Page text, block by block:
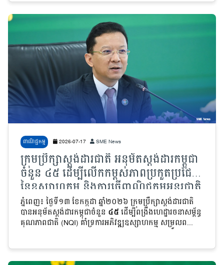
ពាណិជ្ជកម្ម 2026-07-17 SME News
ក្រុមប្រឹក្សាស្តង់ដារជាតិ អនុម័តស្តង់ដារកម្ពុជា
ចំនួន ៤៥ ដើម្បីលើកកម្ពស់ភាពប្រកួតប្រជែង
នៃឧស្សាហកម្ម និងការធ្វើពាណិជ្ជកម្មអន្តរជាតិ
ភ្នំពេញ៖ ថ្ងៃទី១៣ ខែកក្កដា ឆ្នាំ២០២៦ ក្រុមប្រឹក្សាស្តង់ដារជាតិ
បានអនុម័តស្តង់ដារកម្ពុជាចំនួន ៤៥ដើម្បីពង្រឹងហេដ្ឋារចនាសម្ព័ន្ធ
គុណភាពជាតិ (NQI) គាំទ្រការអភិវឌ្ឍឧស្សាហកម្ម សម្រួលព...